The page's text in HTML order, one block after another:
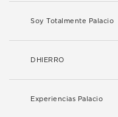
Soy Totalmente Palacio
DHIERRO
Experiencias Palacio